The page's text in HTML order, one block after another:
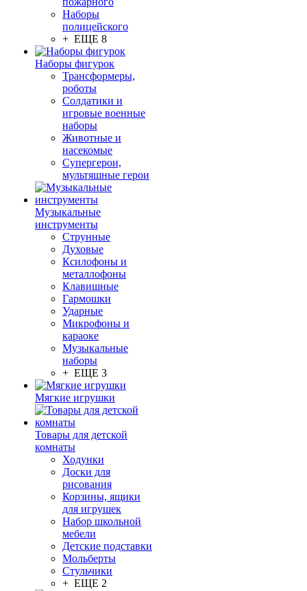
Наборы
полицейского
+ ЕЩЕ 8
Наборы фигурок
Трансформеры,
роботы
Солдатики и
игровые военные
наборы
Животные и
насекомые
Супергерои,
мультяшные герои
Музыкальные
инструменты
Струнные
Духовые
Ксилофоны и
металлофоны
Клавишные
Гармошки
Ударные
Микрофоны и
караоке
Музыкальные
наборы
+ ЕЩЕ 3
Мягкие игрушки
Товары для детской
комнаты
Ходунки
Доски для
рисования
Корзины, ящики
для игрушек
Набор школьной
мебели
Детские подставки
Мольберты
Стульчики
+ ЕЩЕ 2